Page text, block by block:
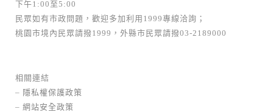
下午1:00至5:00
民眾如有市政問題，歡迎多加利用1999專線洽詢；
桃園市境內民眾請撥1999，外縣市民眾請撥03-2189000
相關連結
– 隱私權保護政策
– 網站安全政策